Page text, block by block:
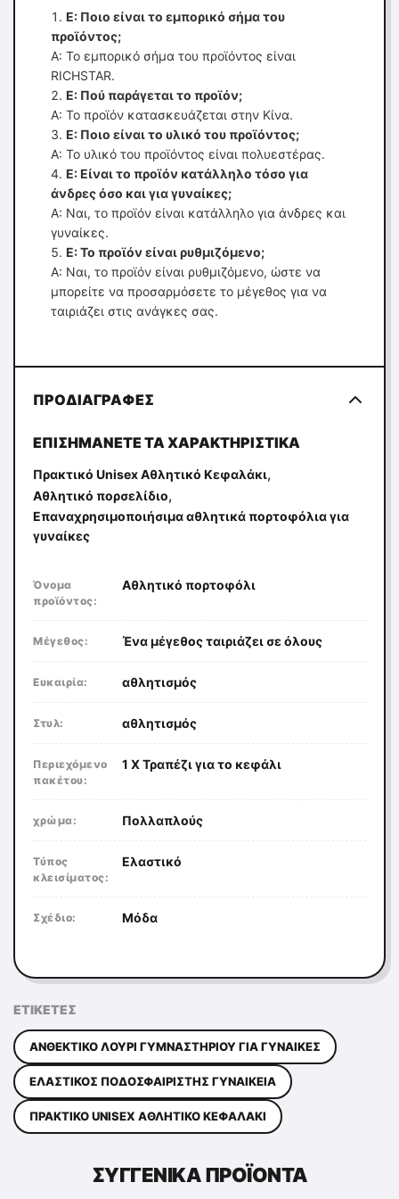
Ε: Ποιο είναι το εμπορικό σήμα του
προϊόντος;
Α: Το εμπορικό σήμα του προϊόντος είναι
RICHSTAR.
Ε: Πού παράγεται το προϊόν;
Α: Το προϊόν κατασκευάζεται στην Κίνα.
Ε: Ποιο είναι το υλικό του προϊόντος;
Α: Το υλικό του προϊόντος είναι πολυεστέρας.
Ε: Είναι το προϊόν κατάλληλο τόσο για
άνδρες όσο και για γυναίκες;
Α: Ναι, το προϊόν είναι κατάλληλο για άνδρες και
γυναίκες.
Ε: Το προϊόν είναι ρυθμιζόμενο;
Α: Ναι, το προϊόν είναι ρυθμιζόμενο, ώστε να
μπορείτε να προσαρμόσετε το μέγεθος για να
ταιριάζει στις ανάγκες σας.
ΠΡΟΔΙΑΓΡΑΦΈΣ
ΕΠΙΣΗΜΆΝΕΤΕ ΤΑ ΧΑΡΑΚΤΗΡΙΣΤΙΚΆ
Πρακτικό Unisex Αθλητικό Κεφαλάκι,
Αθλητικό πορσελίδιο,
Επαναχρησιμοποιήσιμα αθλητικά πορτοφόλια για
γυναίκες
Όνομα
προϊόντος:
Αθλητικό πορτοφόλι
Μέγεθος: Ένα μέγεθος ταιριάζει σε όλους
Ευκαιρία: αθλητισμός
Στυλ: αθλητισμός
Περιεχόμενο
πακέτου:
1 X Τραπέζι για το κεφάλι
χρώμα: Πολλαπλούς
Τύπος
κλεισίματος:
Ελαστικό
Σχέδιο: Μόδα
ΕΤΙΚΈΤΕΣ
ΑΝΘΕΚΤΙΚΌ ΛΟΥΡΊ ΓΥΜΝΑΣΤΗΡΊΟΥ ΓΙΑ ΓΥΝΑΊΚΕΣ
ΕΛΑΣΤΙΚΌΣ ΠΟΔΟΣΦΑΙΡΙΣΤΉΣ ΓΥΝΑΙΚΕΊΑ
ΠΡΑΚΤΙΚΌ UNISEX ΑΘΛΗΤΙΚΌ ΚΕΦΑΛΆΚΙ
ΣΥΓΓΕΝΙΚΆ ΠΡΟΪΌΝΤΑ